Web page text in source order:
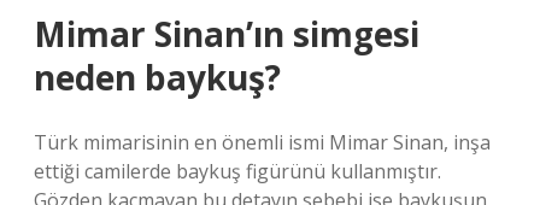
Mimar Sinan’ın simgesi
neden baykuş?
Türk mimarisinin en önemli ismi Mimar Sinan, inşa
ettiği camilerde baykuş figürünü kullanmıştır.